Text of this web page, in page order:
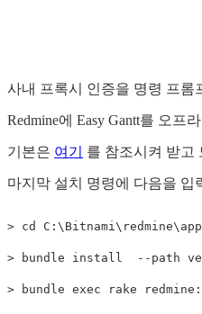
사내 프록시 인증을 명령 프롬
Redmine에 Easy Gantt를 오프
기본은 여기 를 참조시켜 받고
마지막 설치 명령에 다음을 입
> cd
> bundle install  --path
> bundle exec rake